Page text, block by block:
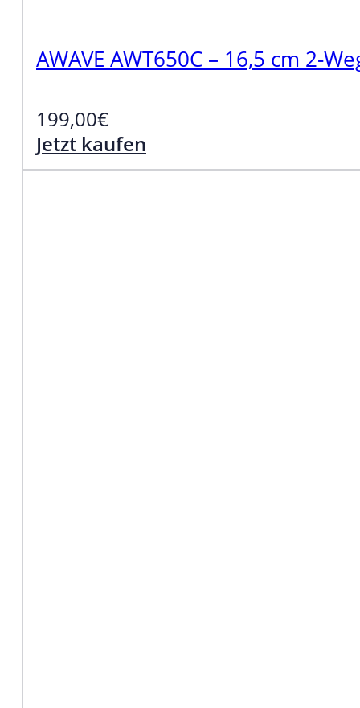
AWAVE AWT650C – 16,5 cm 2-
199,00€
Jetzt kaufen